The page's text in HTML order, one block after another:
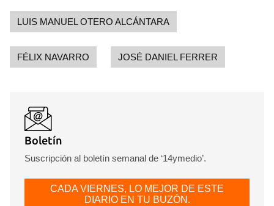
LUIS MANUEL OTERO ALCÁNTARA
FÉLIX NAVARRO JOSÉ DANIEL FERRER
Boletín
Suscripción al boletín semanal de ‘14ymedio’.
CADA VIERNES, LO MEJOR DE ESTE
DIARIO EN TU BUZÓN.